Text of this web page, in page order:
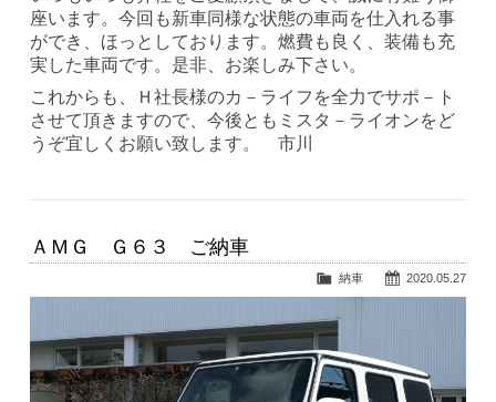
座います。今回も新車同様な状態の車両を仕入れる事
ができ、ほっとしております。燃費も良く、装備も充
実した車両です。是非、お楽しみ下さい。
これからも、Ｈ社長様のカ－ライフを全力でサポ－ト
させて頂きますので、今後ともミスタ－ライオンをど
うぞ宜しくお願い致します。 市川
ＡＭＧ Ｇ６３ ご納車
2020.05.27
納車